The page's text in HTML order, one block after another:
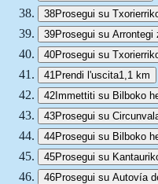
38Prosegui su
39Prosegui su Arrontegi
40Prosegui su
41 Prendi l'uscita1,1 km
42Immettiti su Bilboko
43Prosegui su
44Prosegui su Bilboko
45Prosegui su
46Prosegui su Autovía